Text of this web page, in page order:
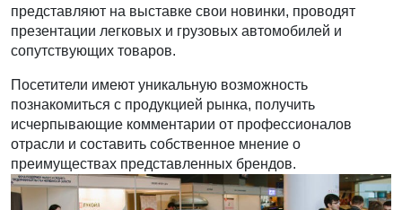
представляют на выставке свои новинки, проводят
презентации легковых и грузовых автомобилей и
сопутствующих товаров.
Посетители имеют уникальную возможность
познакомиться с продукцией рынка, получить
исчерпывающие комментарии от профессионалов
отрасли и составить собственное мнение о
преимуществах представленных брендов.